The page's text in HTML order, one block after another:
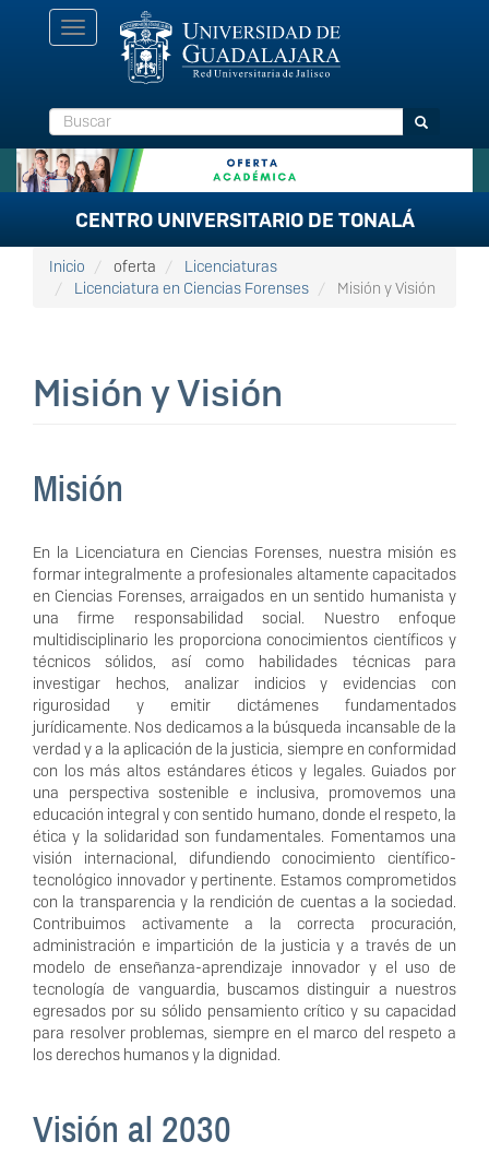
Toggle
navigation
Buscar Buscar
CENTRO UNIVERSITARIO DE TONALÁ
Inicio oferta
Licenciaturas
Licenciatura en Ciencias Forenses
Misión y Visión
Misión y Visión
Misión
En la Licenciatura en Ciencias Forenses, nuestra misión es
formar integralmente a profesionales altamente capacitados
en Ciencias Forenses, arraigados en un sentido humanista y
una firme responsabilidad social. Nuestro enfoque
multidisciplinario les proporciona conocimientos científicos y
técnicos sólidos, así como habilidades técnicas para
investigar hechos, analizar indicios y evidencias con
rigurosidad y emitir dictámenes fundamentados
jurídicamente. Nos dedicamos a la búsqueda incansable de la
verdad y a la aplicación de la justicia, siempre en conformidad
con los más altos estándares éticos y legales. Guiados por
una perspectiva sostenible e inclusiva, promovemos una
educación integral y con sentido humano, donde el respeto, la
ética y la solidaridad son fundamentales. Fomentamos una
visión internacional, difundiendo conocimiento científico-
tecnológico innovador y pertinente. Estamos comprometidos
con la transparencia y la rendición de cuentas a la sociedad.
Contribuimos activamente a la correcta procuración,
administración e impartición de la justicia y a través de un
modelo de enseñanza-aprendizaje innovador y el uso de
tecnología de vanguardia, buscamos distinguir a nuestros
egresados por su sólido pensamiento crítico y su capacidad
para resolver problemas, siempre en el marco del respeto a
los derechos humanos y la dignidad.
Visión al 2030